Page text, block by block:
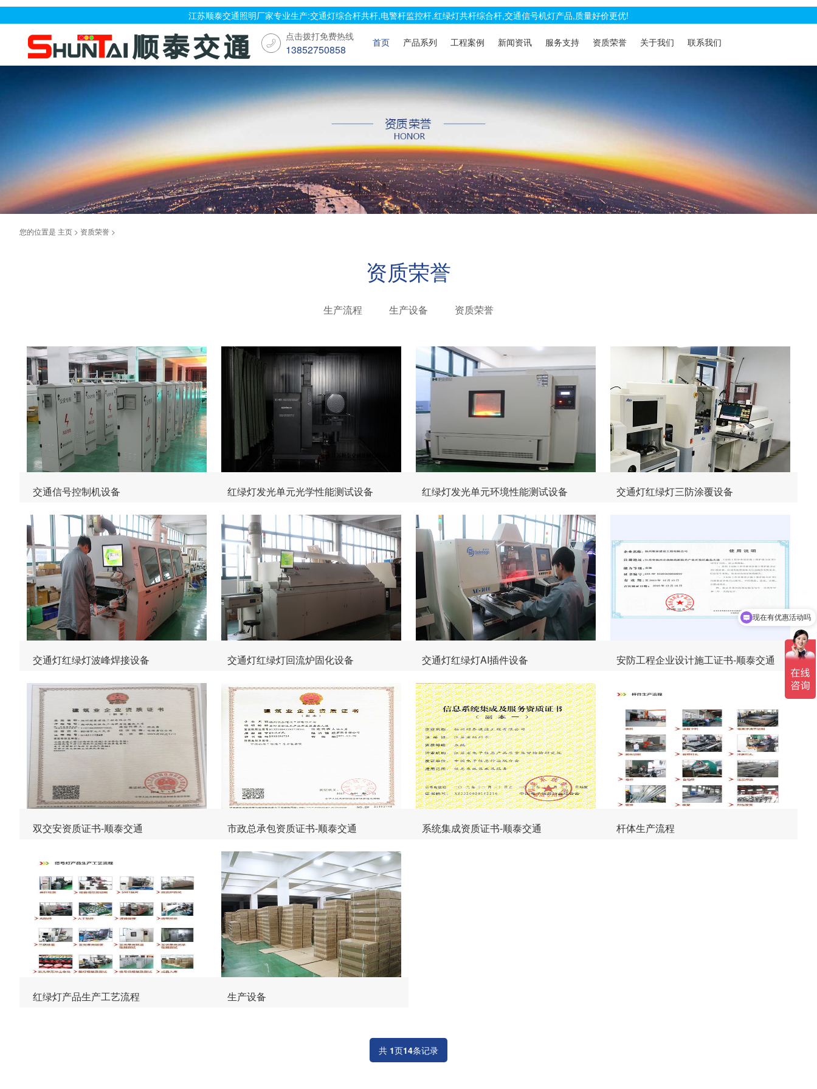
江苏顺泰交通照明厂家专业生产:交通灯综合杆共杆,电警杆监控杆,红绿灯共杆综合杆,交通信号机灯产品,质量好价更优!
点击拨打免费热线
13852750858
首页 产品系列 工程案例 新闻资讯 服务支持 资质荣誉 关于我们 联系我们
您的位置是 主页 > 资质荣誉 >
资质荣誉
生产流程 生产设备 资质荣誉
交通信号控制机设备 红绿灯发光单元光学性能测试设备 红绿灯发光单元环境性能测试设备 交通灯红绿灯三防涂覆设备
交通灯红绿灯波峰焊接设备 交通灯红绿灯回流炉固化设备 交通灯红绿灯AI插件设备 安防工程企业设计施工证书-顺泰交通
双交安资质证书-顺泰交通 市政总承包资质证书-顺泰交通 系统集成资质证书-顺泰交通 杆体生产流程
红绿灯产品生产工艺流程 生产设备
共 1页14条记录
现在有优惠活动吗